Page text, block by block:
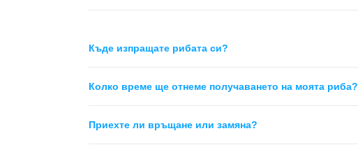
Къде изпращате рибата си?
Колко време ще отнеме получаването на моята риба?
Приехте ли връщане или замяна?